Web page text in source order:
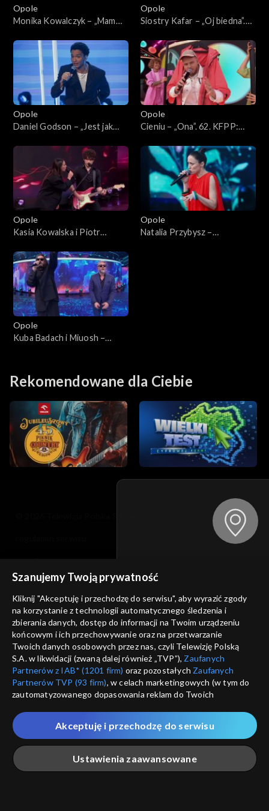
Opole
Monika Kowalczyk – „Mam
„Debiuty”
Opole
Siostry Kafar – „Oj biedna”.
Opole
Daniel Godson – „Jest jak
„Debiuty”
Opole
Cieniu – „Ona”. 62. KFPP:
Opole
Kasia Kowalska i Piotr
62. KFPP: Koncert „Debiuty”
Opole
Natalia Przybysz –
Opole
Kuba Badach i Miuosh –
Koncert „Debiuty”
Rekomendowane dla Ciebie
Kraj, z którego się
Zjednoczone , w związku z
na platformie TVP VOD
nieodstępna. Sprawdź, które
obejrzeć.
Nie pokazuj
ANULUJ
polityka prywatności
moje zgody
pomoc
kontakt
voucher
dostępność
informacje o dostawcy usług
Szanujemy Twoją prywatność
Kliknij "Akceptuję i przechodzę do serwisu", aby wyrazić zgody
na korzystanie z technologii automatycznego śledzenia i
zbierania danych, dostęp do informacji na Twoim urządzeniu
końcowym i ich przechowywanie oraz na przetwarzanie
Twoich danych osobowych przez nas, czyli Telewizję Polską
S.A. w likwidacji (zwaną dalej również „TVP”), Zaufanych
Partnerów z IAB* (1201 firm) oraz pozostałych Zaufanych
Partnerów TVP (93 firm), w celach marketingowych (w tym do
zautomatyzowanego dopasowania reklam do Twoich
które wskazujemy poniżej, a także zgody na udostępnianie
przez nas identyfikatora PPID do Google.
Twoje dane osobowe zbierane podczas odwiedzania przez
Ciebie naszych
poszczególnych serwisówzwanych dalej
„Portalem”, w tym informacje zapisywane za pomocą
Ustawienia zaawansowane
Akceptuję i przechodzę do serwisu